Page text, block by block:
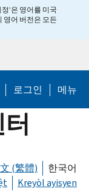
’은 영어를 미국
영어 버전은 모든
로그인 메뉴
(繁體)
한국어
Kreyòl ayisyen